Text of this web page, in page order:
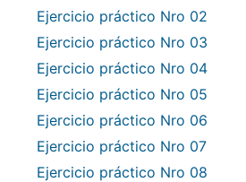
Ejercicio práctico Nro 02
Ejercicio práctico Nro 03
Ejercicio práctico Nro 04
Ejercicio práctico Nro 05
Ejercicio práctico Nro 06
Ejercicio práctico Nro 07
Ejercicio práctico Nro 08